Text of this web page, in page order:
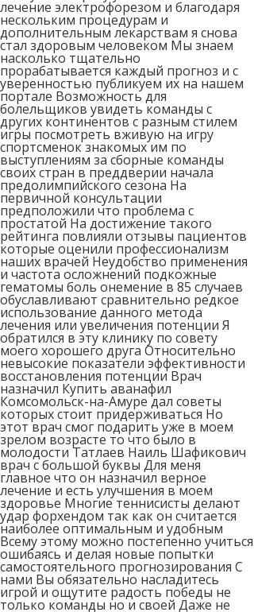
лечение электрофорезом и благодаря
нескольким процедурам и
дополнительным лекарствам я снова
стал здоровым человеком Мы знаем
насколько тщательно
прорабатывается каждый прогноз и с
уверенностью публикуем их на нашем
портале Возможность для
болельщиков увидеть команды с
других континентов с разным стилем
игры посмотреть вживую на игру
спортсменок знакомых им по
выступлениям за сборные команды
своих стран в преддверии начала
предолимпийского сезона На
первичной консультации
предположили что проблема с
простатой На достижение такого
рейтинга повлияли отзывы пациентов
которые оценили профессионализм
наших врачей Неудобство применения
и частота осложнений подкожные
гематомы боль онемение в 85 случаев
обуславливают сравнительно редкое
использование данного метода
лечения или увеличения потенции Я
обратился в эту клинику по совету
моего хорошего друга Относительно
невысокие показатели эффективности
восстановления потенции Врач
назначил Купить аванафил
Комсомольск-на-Амуре дал советы
которых стоит придерживаться Но
этот врач смог подарить уже в моем
зрелом возрасте то что было в
молодости Татлаев Наиль Шафикович
врач с большой буквы Для меня
главное что он назначил верное
лечение и есть улучшения в моем
здоровье Многие теннисисты делают
удар форхендом так как он считается
наиболее оптимальным и удобным
Всему этому можно постепенно учиться
ошибаясь и делая новые попытки
самостоятельного прогнозирования С
нами Вы обязательно насладитесь
игрой и ощутите радость победы не
только команды но и своей Даже не